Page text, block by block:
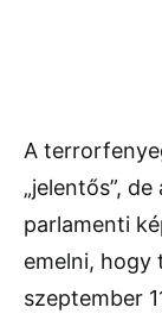
A
„jelentős”,
parlamenti
emelni, hogy
szeptember